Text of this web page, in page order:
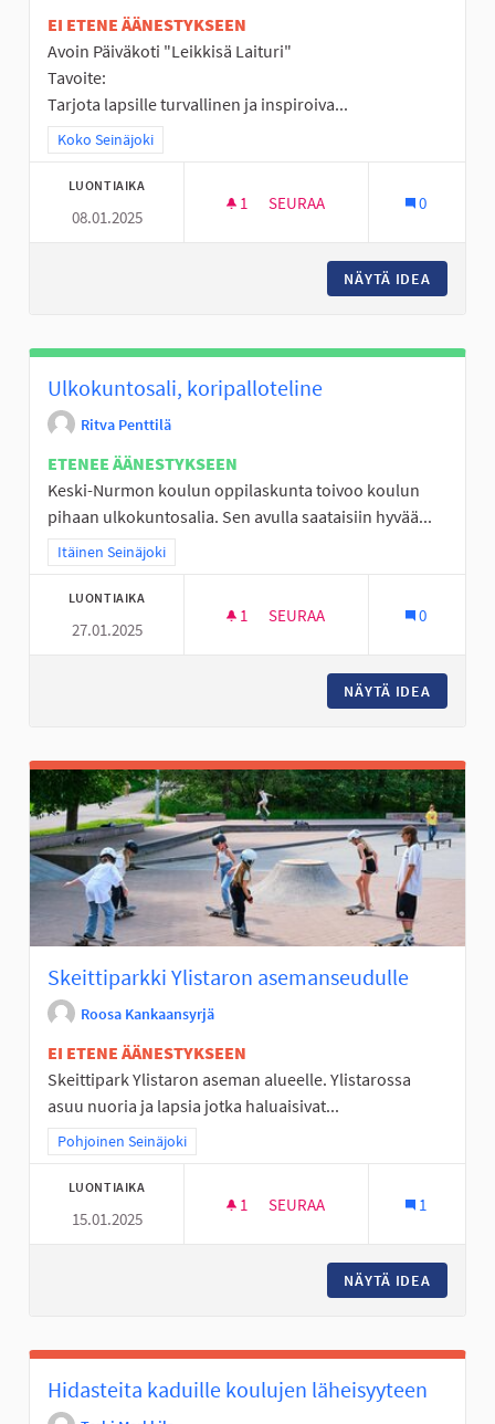
EI ETENE ÄÄNESTYKSEEN
Avoin Päiväkoti "Leikkisä Laituri"
Tavoite:
Tarjota lapsille turvallinen ja inspiroiva...
Rajaa tulokset teeman mukaan: Koko Seinäjoki
Koko Seinäjoki
LUONTIAIKA
08.01.2025
1 1 SEURAAJA
SEURAA 0
NÄYTÄ IDEA
Ulkokuntosali, koripalloteline
Ritva Penttilä
ETENEE ÄÄNESTYKSEEN
Keski-Nurmon koulun oppilaskunta toivoo koulun
pihaan ulkokuntosalia. Sen avulla saataisiin hyvää...
Rajaa tulokset teeman mukaan: Itäinen Seinäjoki
Itäinen Seinäjoki
LUONTIAIKA
27.01.2025
1 1 SEURAAJA
SEURAA 0
NÄYTÄ IDEA
Skeittiparkki Ylistaron asemanseudulle
Roosa Kankaansyrjä
EI ETENE ÄÄNESTYKSEEN
Skeittipark Ylistaron aseman alueelle. Ylistarossa
asuu nuoria ja lapsia jotka haluaisivat...
Rajaa tulokset teeman mukaan: Pohjoinen Seinäjoki
Pohjoinen Seinäjoki
LUONTIAIKA
15.01.2025
1 1 SEURAAJA
SEURAA 1
NÄYTÄ IDEA
Hidasteita kaduille koulujen läheisyyteen